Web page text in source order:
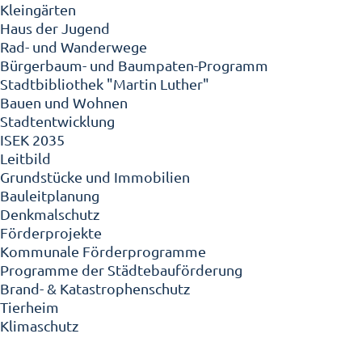
Kleingärten
Haus der Jugend
Rad- und Wanderwege
Bürgerbaum- und Baumpaten-Programm
Stadtbibliothek "Martin Luther"
Bauen und Wohnen
Stadtentwicklung
ISEK 2035
Leitbild
Grundstücke und Immobilien
Bauleitplanung
Denkmalschutz
Förderprojekte
Kommunale Förderprogramme
Programme der Städtebauförderung
Brand- & Katastrophenschutz
Tierheim
Klimaschutz